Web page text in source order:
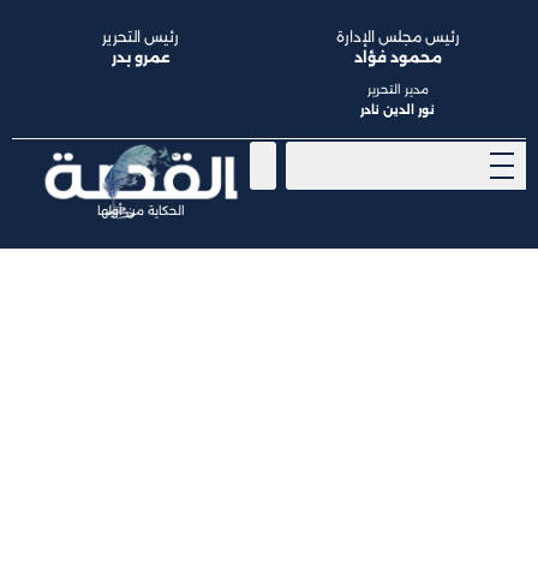
الحكاية من أولها
رئيس مجلس الإدارة
محمود فؤاد
مدير التحرير
نور الدين نادر
رئيس التحرير
عمرو بدر